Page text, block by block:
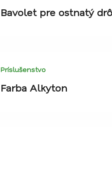
Bavolet pre ostnatý
Príslušenstvo
Farba Alkyton